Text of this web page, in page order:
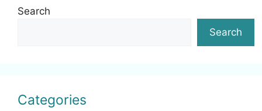
Search
Search
Categories